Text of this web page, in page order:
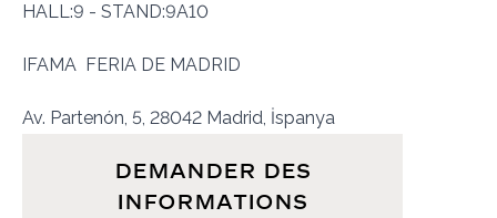
HALL:9 - STAND:9A10
IFAMA FERIA DE MADRID
Av. Partenón, 5, 28042 Madrid, İspanya
DEMANDER DES
INFORMATIONS